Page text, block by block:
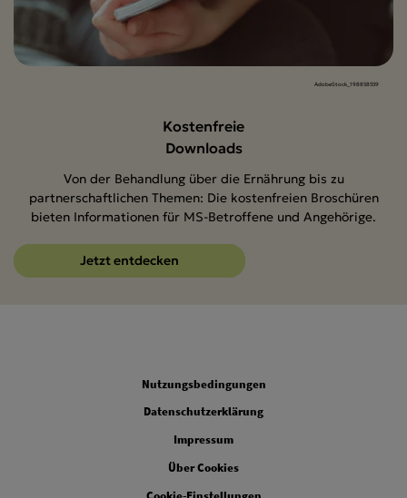
AdobeStock_198858559
Kostenfreie
Downloads
Von der Behandlung über die Ernährung bis zu
partnerschaftlichen Themen: Die kostenfreien Broschüren
bieten Informationen für MS-Betroffene und Angehörige.
Jetzt entdecken
Nutzungsbedingungen
Datenschutzerklärung
Impressum
Über Cookies